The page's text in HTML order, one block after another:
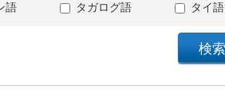
語 タガログ語 タイ語